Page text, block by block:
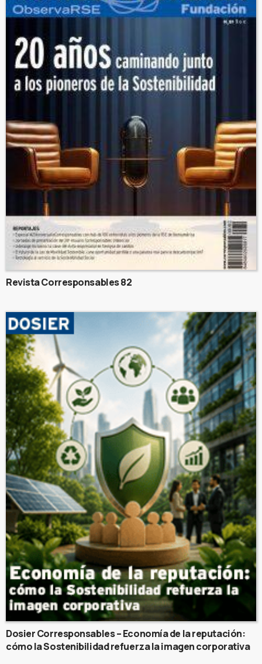
Revista Corresponsables 82
Dosier Corresponsables – Economía de la reputación:
cómo la Sostenibilidad refuerza la imagen corporativa